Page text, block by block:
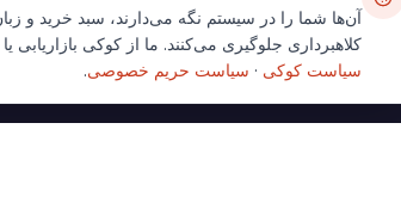
آن‌ها شما را در سیستم نگه می‌دارند، سبد خرید و
کلاهبرداری جلوگیری می‌کنند. ما از کوکی بازاریابی
سیاست کوکی · سیاست حریم خصوصی.